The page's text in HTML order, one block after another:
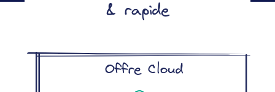
& rapide
Offre Cloud